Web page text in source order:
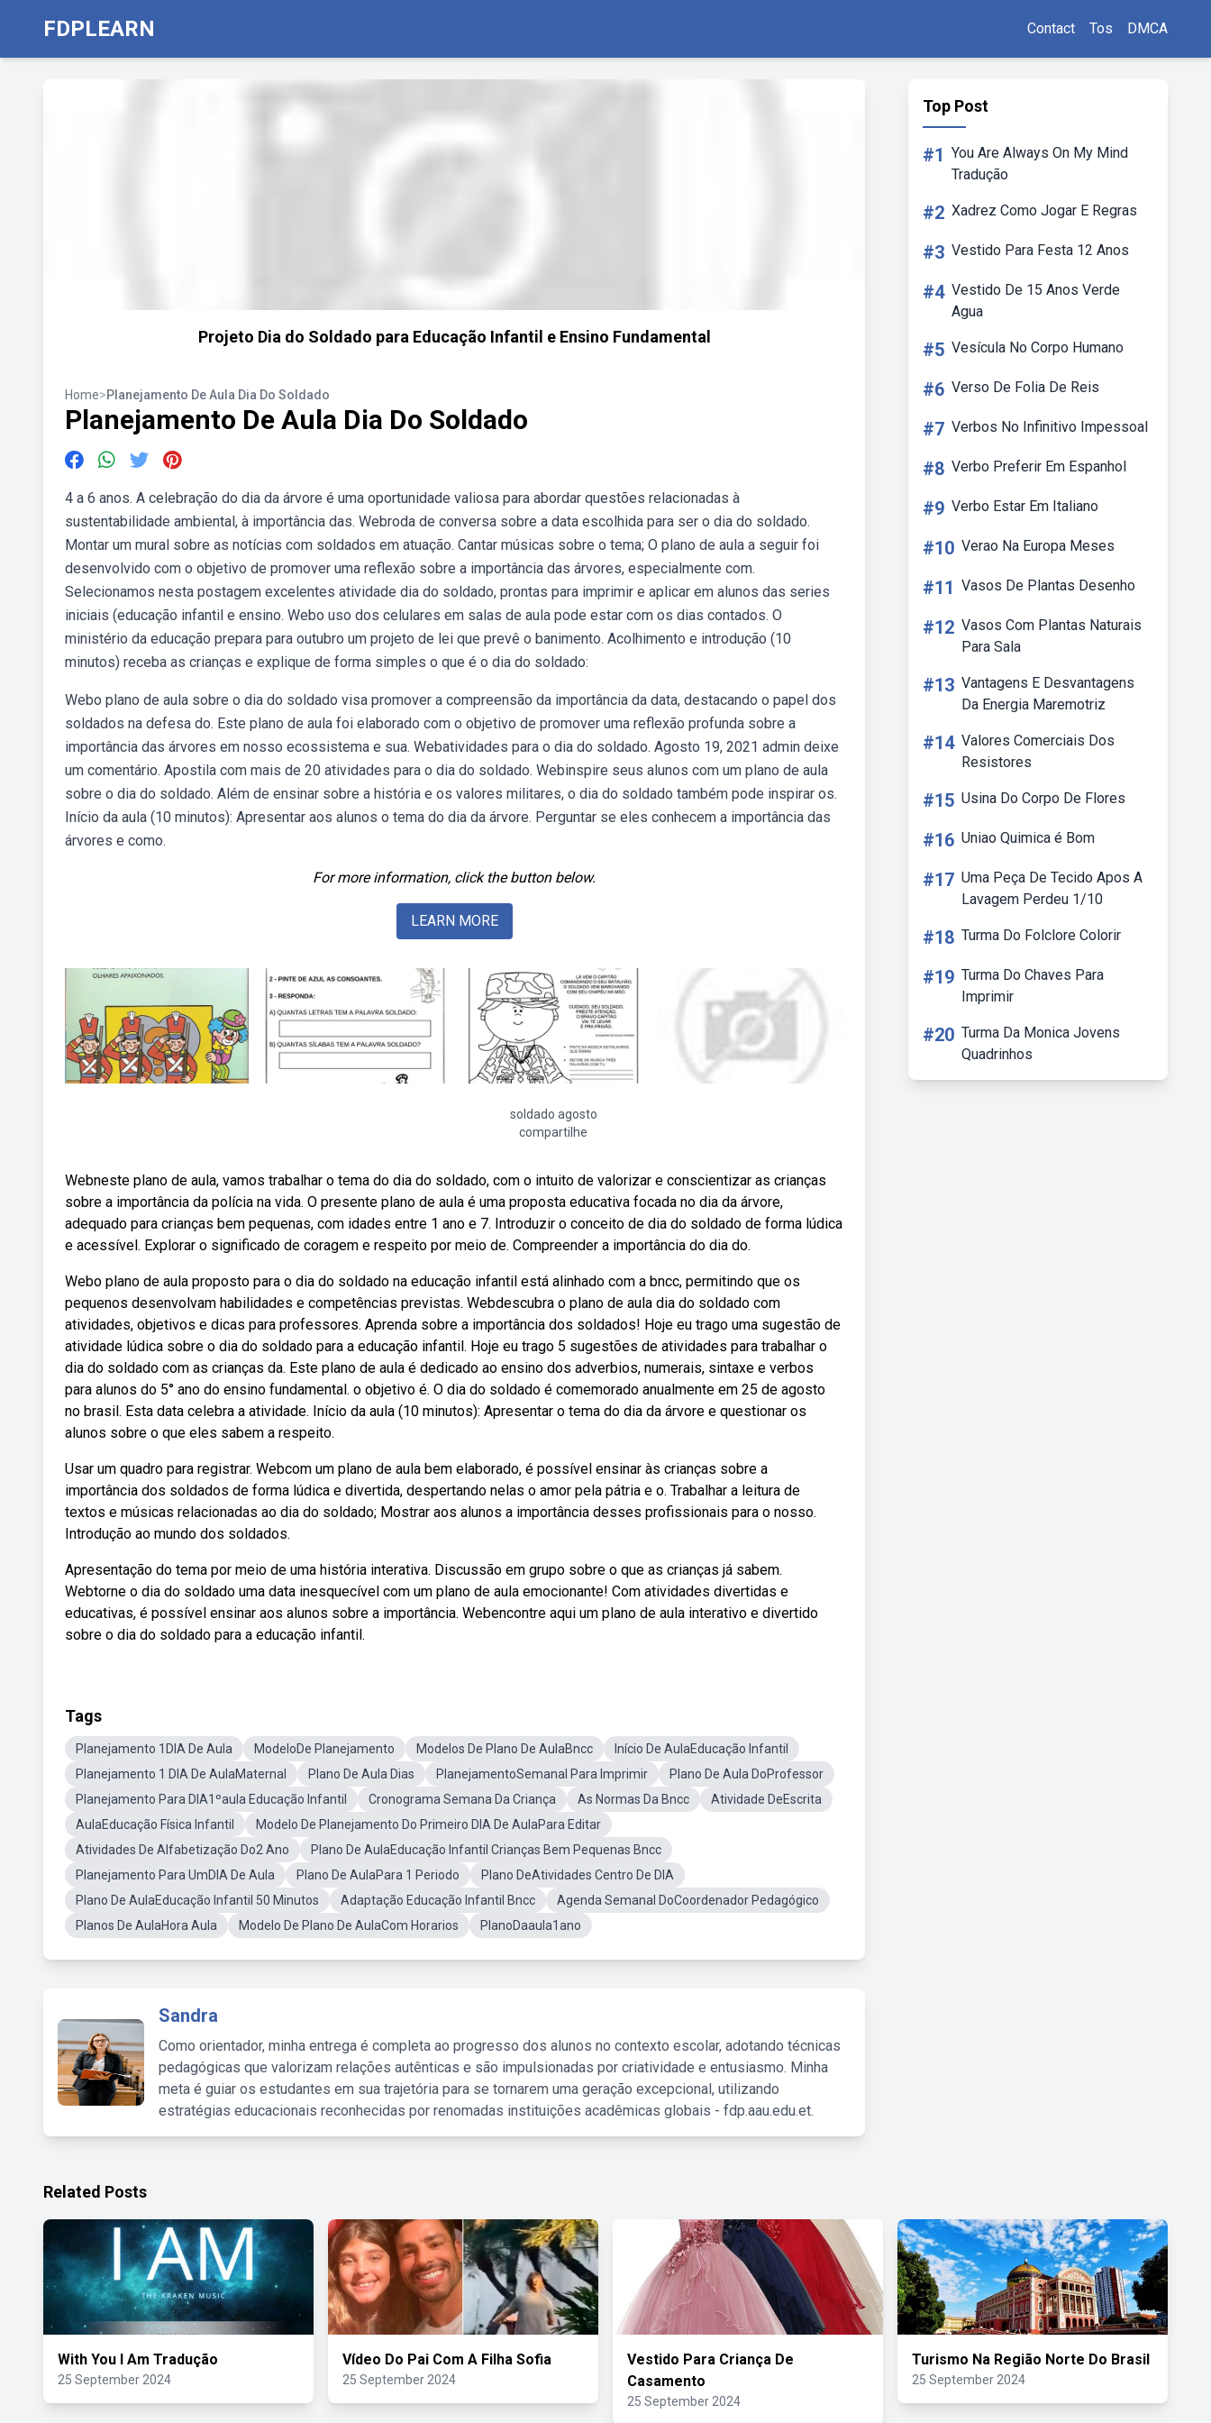
FDPLEARN Contact Tos DMCA
Projeto Dia do Soldado para Educação Infantil e Ensino Fundamental
Home>Planejamento De Aula Dia Do Soldado
Planejamento De Aula Dia Do Soldado
4 a 6 anos. A celebração do dia da árvore é uma oportunidade valiosa para abordar questões relacionadas à
sustentabilidade ambiental, à importância das. Webroda de conversa sobre a data escolhida para ser o dia do soldado.
Montar um mural sobre as notícias com soldados em atuação. Cantar músicas sobre o tema; O plano de aula a seguir foi
desenvolvido com o objetivo de promover uma reflexão sobre a importância das árvores, especialmente com.
Selecionamos nesta postagem excelentes atividade dia do soldado, prontas para imprimir e aplicar em alunos das series
iniciais (educação infantil e ensino. Webo uso dos celulares em salas de aula pode estar com os dias contados. O
ministério da educação prepara para outubro um projeto de lei que prevê o banimento. Acolhimento e introdução (10
minutos) receba as crianças e explique de forma simples o que é o dia do soldado:
Webo plano de aula sobre o dia do soldado visa promover a compreensão da importância da data, destacando o papel dos
soldados na defesa do. Este plano de aula foi elaborado com o objetivo de promover uma reflexão profunda sobre a
importância das árvores em nosso ecossistema e sua. Webatividades para o dia do soldado. Agosto 19, 2021 admin deixe
um comentário. Apostila com mais de 20 atividades para o dia do soldado. Webinspire seus alunos com um plano de aula
sobre o dia do soldado. Além de ensinar sobre a história e os valores militares, o dia do soldado também pode inspirar os.
Início da aula (10 minutos): Apresentar aos alunos o tema do dia da árvore. Perguntar se eles conhecem a importância das
árvores e como.
For more information, click the button below.
LEARN MORE
soldado agosto
compartilhe
Webneste plano de aula, vamos trabalhar o tema do dia do soldado, com o intuito de valorizar e conscientizar as crianças
sobre a importância da polícia na vida. O presente plano de aula é uma proposta educativa focada no dia da árvore,
adequado para crianças bem pequenas, com idades entre 1 ano e 7. Introduzir o conceito de dia do soldado de forma lúdica
e acessível. Explorar o significado de coragem e respeito por meio de. Compreender a importância do dia do.
Webo plano de aula proposto para o dia do soldado na educação infantil está alinhado com a bncc, permitindo que os
pequenos desenvolvam habilidades e competências previstas. Webdescubra o plano de aula dia do soldado com
atividades, objetivos e dicas para professores. Aprenda sobre a importância dos soldados! Hoje eu trago uma sugestão de
atividade lúdica sobre o dia do soldado para a educação infantil. Hoje eu trago 5 sugestões de atividades para trabalhar o
dia do soldado com as crianças da. Este plano de aula é dedicado ao ensino dos adverbios, numerais, sintaxe e verbos
para alunos do 5° ano do ensino fundamental. o objetivo é. O dia do soldado é comemorado anualmente em 25 de agosto
no brasil. Esta data celebra a atividade. Início da aula (10 minutos): Apresentar o tema do dia da árvore e questionar os
alunos sobre o que eles sabem a respeito.
Usar um quadro para registrar. Webcom um plano de aula bem elaborado, é possível ensinar às crianças sobre a
importância dos soldados de forma lúdica e divertida, despertando nelas o amor pela pátria e o. Trabalhar a leitura de
textos e músicas relacionadas ao dia do soldado; Mostrar aos alunos a importância desses profissionais para o nosso.
Introdução ao mundo dos soldados.
Apresentação do tema por meio de uma história interativa. Discussão em grupo sobre o que as crianças já sabem.
Webtorne o dia do soldado uma data inesquecível com um plano de aula emocionante! Com atividades divertidas e
educativas, é possível ensinar aos alunos sobre a importância. Webencontre aqui um plano de aula interativo e divertido
sobre o dia do soldado para a educação infantil.
Tags
Planejamento 1DIA De Aula ModeloDe Planejamento Modelos De Plano De AulaBncc
Início De AulaEducação Infantil
Planejamento 1 DIA De AulaMaternal
Plano De Aula Dias PlanejamentoSemanal Para Imprimir
Plano De Aula DoProfessor
Planejamento Para DIA1ºaula Educação Infantil
Cronograma Semana Da Criança As Normas Da Bncc
Atividade DeEscrita
AulaEducação Física Infantil
Modelo De Planejamento Do Primeiro DIA De AulaPara Editar
Atividades De Alfabetização Do2 Ano
Plano De AulaEducação Infantil Crianças Bem Pequenas Bncc
Planejamento Para UmDIA De Aula
Plano De AulaPara 1 Periodo
Plano DeAtividades Centro De DIA
Plano De AulaEducação Infantil 50 Minutos
Adaptação Educação Infantil Bncc
Agenda Semanal DoCoordenador Pedagógico
Planos De AulaHora Aula
Modelo De Plano De AulaCom Horarios PlanoDaaula1ano
Sandra
Como orientador, minha entrega é completa ao progresso dos alunos no contexto escolar, adotando técnicas
pedagógicas que valorizam relações autênticas e são impulsionadas por criatividade e entusiasmo. Minha
meta é guiar os estudantes em sua trajetória para se tornarem uma geração excepcional, utilizando
estratégias educacionais reconhecidas por renomadas instituições acadêmicas globais - fdp.aau.edu.et.
Top Post
#1 You Are Always On My Mind
Tradução
#2 Xadrez Como Jogar E Regras
#3 Vestido Para Festa 12 Anos
#4 Vestido De 15 Anos Verde
Agua
#5 Vesícula No Corpo Humano
#6 Verso De Folia De Reis
#7 Verbos No Infinitivo Impessoal
#8 Verbo Preferir Em Espanhol
#9 Verbo Estar Em Italiano
#10 Verao Na Europa Meses
#11 Vasos De Plantas Desenho
#12 Vasos Com Plantas Naturais
Para Sala
#13 Vantagens E Desvantagens
Da Energia Maremotriz
#14 Valores Comerciais Dos
Resistores
#15 Usina Do Corpo De Flores
#16 Uniao Quimica é Bom
#17 Uma Peça De Tecido Apos A
Lavagem Perdeu 1/10
#18 Turma Do Folclore Colorir
#19 Turma Do Chaves Para
Imprimir
#20 Turma Da Monica Jovens
Quadrinhos
Related Posts
With You I Am Tradução
25 September 2024
Vídeo Do Pai Com A Filha Sofia
25 September 2024
Vestido Para Criança De
Casamento
25 September 2024
Turismo Na Região Norte Do Brasil
25 September 2024